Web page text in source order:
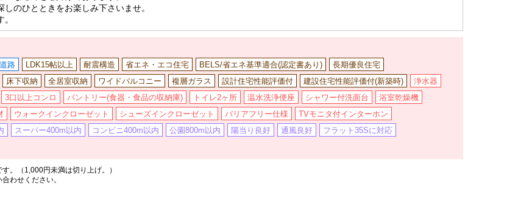
のひとときをお楽しみ下さいませ。
路 LDK15帖以上 耐震構造 省エネ・エコ住宅 BELS/省エネ基準適合(認定書あり)
長期優良住宅
床下収納 全居室収納 ワイドバルコニー 複層ガラス 設計住宅性能評価付 建設住宅性能評価付(新築時)
浄水器
3口以上コンロ パントリー(食器・食品の収納庫) トイレ2ヶ所 温水洗浄便座 シャワー付洗面台
浴室乾燥機
ウォークインクローゼット シューズインクローゼット バリアフリー仕様
TVモニタ付インターホン
スーパー400m以内 コンビニ400m以内 公園800m以内 陽当り良好 通風良好
フラット35Sに対応
。（1,000円未満は切り上げ。）
わせください。